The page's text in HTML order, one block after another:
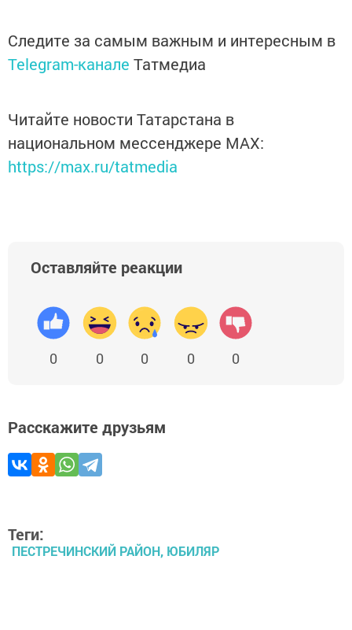
Следите за самым важным и интересным в
Telegram-канале Татмедиа
Читайте новости Татарстана в
национальном мессенджере MАХ:
https://max.ru/tatmedia
Оставляйте реакции
0 0 0 0 0
Расскажите друзьям
Теги:
ПЕСТРЕЧИНСКИЙ РАЙОН, ЮБИЛЯР